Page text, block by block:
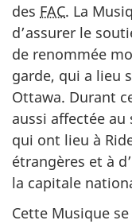
des FAC. La
d’assurer le
de renommée
garde, qui a lieu
Ottawa. Durant
aussi affectée
qui ont lieu à
étrangères et à
la capitale
Cette Musique